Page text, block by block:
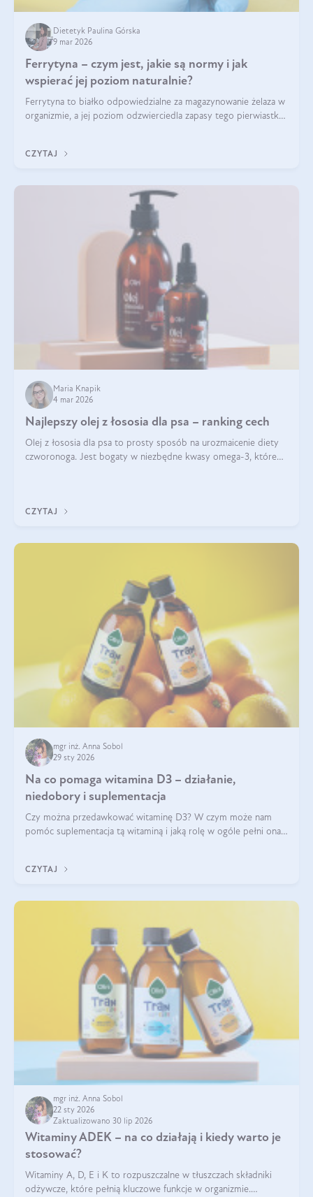
Dietetyk Paulina Górska
9 mar 2026
Ferrytyna – czym jest, jakie są normy i jak
wspierać jej poziom naturalnie?
Ferrytyna to białko odpowiedzialne za magazynowanie żelaza w
organizmie, a jej poziom odzwierciedla zapasy tego pierwiastka.
funkcjonowanie (
CZYTAJ
Maria Knapik
4 mar 2026
Najlepszy olej z łososia dla psa – ranking cech
Olej z łososia dla psa to prosty sposób na urozmaicenie diety
czworonoga. Jest bogaty w niezbędne kwasy omega-3, które
CZYTAJ
mgr inż. Anna Sobol
29 sty 2026
Na co pomaga witamina D3 – działanie,
niedobory i suplementacja
Czy można przedawkować witaminę D3? W czym może nam
pomóc suplementacja tą witaminą i jaką rolę w ogóle pełni ona
robić?
CZYTAJ
mgr inż. Anna Sobol
22 sty 2026
Zaktualizowano 30 lip 2026
Witaminy ADEK – na co działają i kiedy warto je
stosować?
Witaminy A, D, E i K to rozpuszczalne w tłuszczach składniki
odżywcze, które pełnią kluczowe funkcje w organizmie.